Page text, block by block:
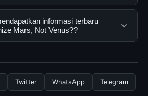
lengkap dan terpercaya. Anda
dengan mengunjungi situs
panduan yang tersedia.
Not Venus? dapat diakses
pengguna. Tidak ada biaya
yang diperlukan untuk
informasi terbaru
Mars, Not Venus??
secara berkala. Kami selalu
dengan informasi terkini dan
Twitter WhatsApp Telegram